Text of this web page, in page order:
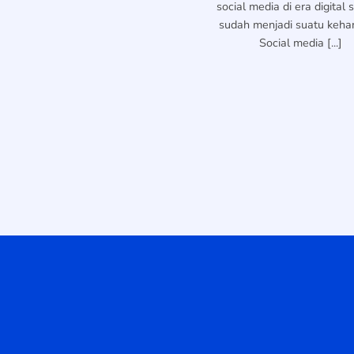
social media di era digital
sudah menjadi suatu
Social media [...]